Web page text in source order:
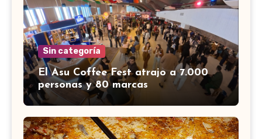
Sin categoría
El Asu Coffee Fest atrajo a 7.000
personas y 80 marcas